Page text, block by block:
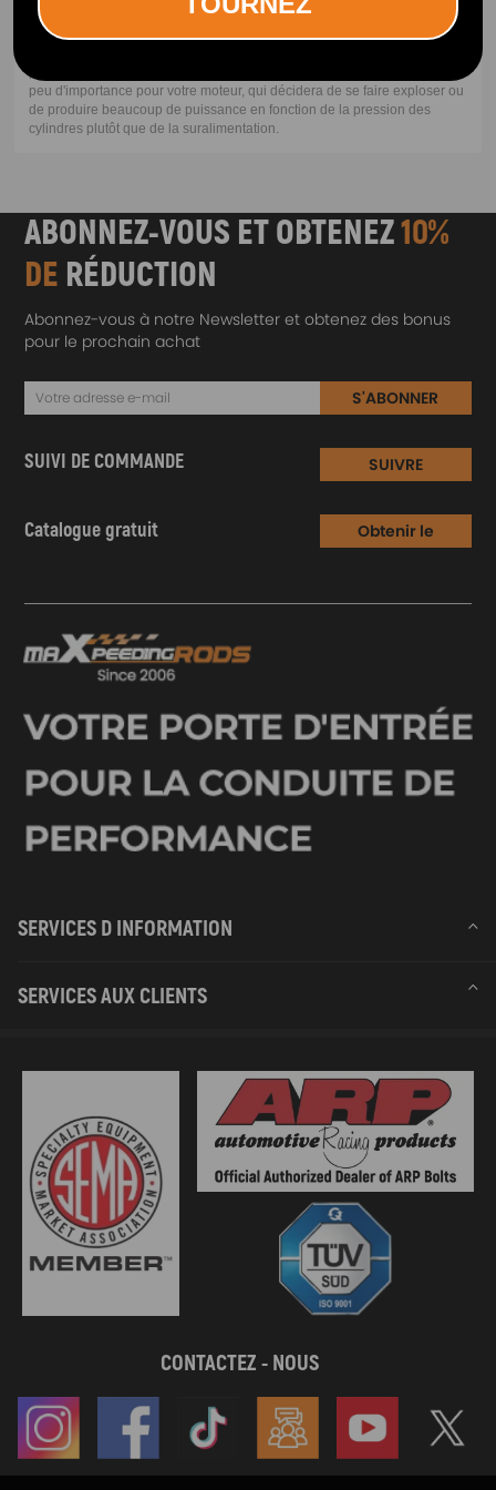
disponible pour la chambre de combustion diminue. Les éléments à
prendre en compte sont la puissance et le débit d'air. Une pression de
peu d'importance pour votre moteur, qui décidera de se faire exploser ou
de produire beaucoup de puissance en fonction de la pression des
cylindres plutôt que de la suralimentation.
ABONNEZ-VOUS ET OBTENEZ10%
DE RÉDUCTION
Abonnez-vous à notre Newsletter et obtenez des bonus
pour le prochain achat
S'ABONNER
SUIVI DE COMMANDE SUIVRE
Catalogue gratuit
Obtenir le
SERVICES D INFORMATION
SERVICES AUX CLIENTS
CONTACTEZ - NOUS